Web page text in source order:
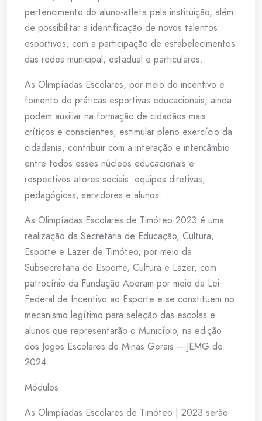
pertencimento do aluno-atleta pela instituição, além
de possibilitar a identificação de novos talentos
esportivos, com a participação de estabelecimentos
das redes municipal, estadual e particulares.
As Olimpíadas Escolares, por meio do incentivo e
fomento de práticas esportivas educacionais, ainda
podem auxiliar na formação de cidadãos mais
críticos e conscientes, estimular pleno exercício da
cidadania, contribuir com a interação e intercâmbio
entre todos esses núcleos educacionais e
respectivos atores sociais: equipes diretivas,
pedagógicas, servidores e alunos.
As Olimpíadas Escolares de Timóteo 2023 é uma
realização da Secretaria de Educação, Cultura,
Esporte e Lazer de Timóteo, por meio da
Subsecretaria de Esporte, Cultura e Lazer, com
patrocínio da Fundação Aperam por meio da Lei
Federal de Incentivo ao Esporte e se constituem no
mecanismo legítimo para seleção das escolas e
alunos que representarão o Município, na edição
dos Jogos Escolares de Minas Gerais – JEMG de
2024.
Módulos
As Olimpíadas Escolares de Timóteo | 2023 serão